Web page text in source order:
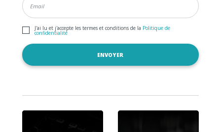
J'ai lu et j'accepte les termes et conditions de la Politique de
confidentialité